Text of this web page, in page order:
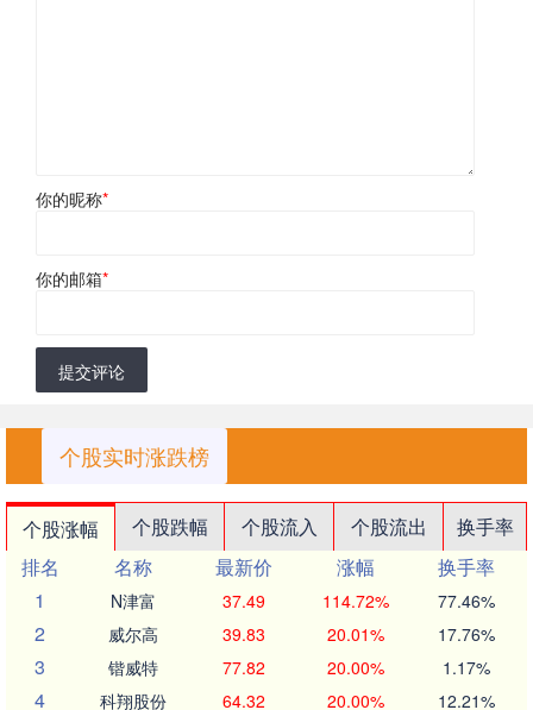
你的昵称*
你的邮箱*
提交评论
个股实时涨跌榜
个股涨幅 个股跌幅 个股流入 个股流出
换手率
排名
名称 最新价 涨幅
换手率
1
N津富 37.49 114.72% 77.46%
2 威尔高 39.83 20.01% 17.76%
3 锴威特 77.82 20.00% 1.17%
4 科翔股份 64.32 20.00% 12.21%